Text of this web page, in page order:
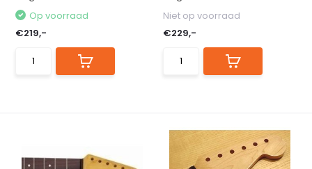
Op voorraad
€219,-
Niet op voorraad
€229,-